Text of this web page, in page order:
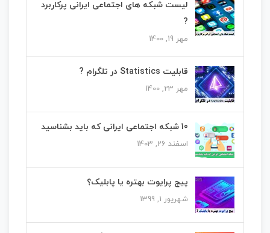
لیست شبکه های اجتماعی ایرانی پرکاربرد
?
مهر 19, 1400
قابلیت Statistics در تلگرام ?
مهر 23, 1400
10 شبکه اجتماعی ایرانی که باید بشناسید
اسفند 26, 1403
پیج پرایوت بهتره یا پابلیک؟
شهریور 1, 1399